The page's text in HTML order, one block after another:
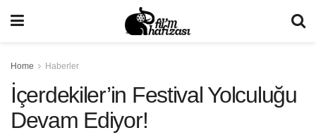
Home Haberler
İçerdekiler’in Festival Yolculuğu
Devam Ediyor!